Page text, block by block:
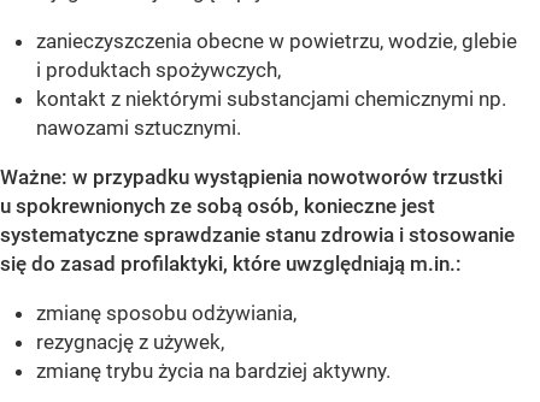
zanieczyszczenia obecne w powietrzu, wodzie, glebie
i produktach spożywczych,
kontakt z niektórymi substancjami chemicznymi np.
nawozami sztucznymi.
Ważne: w przypadku wystąpienia nowotworów trzustki
u spokrewnionych ze sobą osób, konieczne jest
systematyczne sprawdzanie stanu zdrowia i stosowanie
się do zasad profilaktyki, które uwzględniają m.in.:
zmianę sposobu odżywiania,
rezygnację z używek,
zmianę trybu życia na bardziej aktywny.